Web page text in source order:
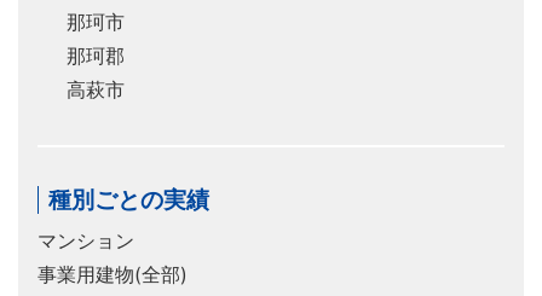
那珂市
那珂郡
高萩市
種別ごとの実績
マンション
事業用建物(全部)